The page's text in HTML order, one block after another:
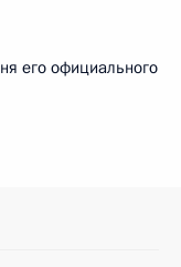
его официального